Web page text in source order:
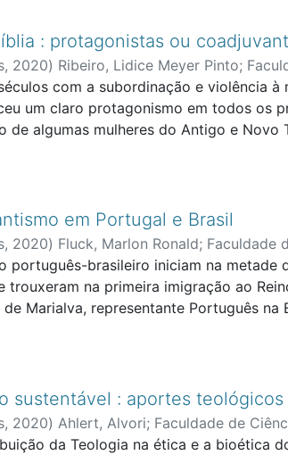
são as inevitáveis conexões entre
leituras e interpretações próprias com
: protagonistas ou
, 2020) Ribeiro, Lidice Meyer Pinto;
com a subordinação e violência
um claro protagonismo em todos
de algumas mulheres do Antigo e
para esclarecer e lançar luz para uma
em Portugal e Brasil
, 2020) Fluck, Marlon Ronald; Faculdade
português-brasileiro iniciam na
trouxeram na primeira imigração ao
de Marialva, representante Português
ajudados por um pastor a
sustentável : aportes
, 2020) Ahlert, Alvori; Faculdade de
da Teologia na ética e a bioética